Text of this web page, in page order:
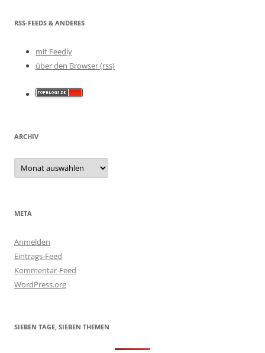
RSS-FEEDS & ANDERES
mit Feedly
über den Browser (rss)
ARCHIV
Archiv
META
Anmelden
Eintrags-Feed
Kommentar-Feed
WordPress.org
SIEBEN TAGE, SIEBEN THEMEN